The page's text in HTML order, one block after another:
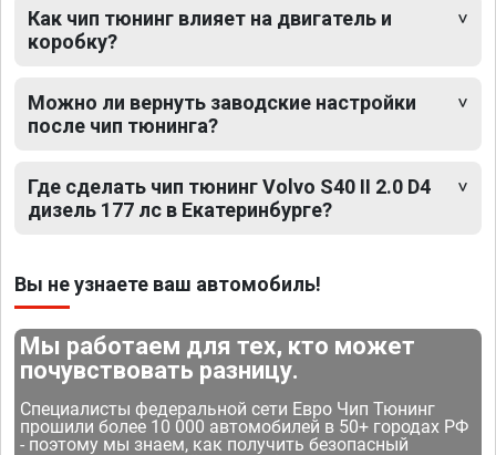
Как чип тюнинг влияет на двигатель и
коробку?
Можно ли вернуть заводские настройки
после чип тюнинга?
Где сделать чип тюнинг Volvo S40 II 2.0 D4
дизель 177 лс в Екатеринбурге?
Вы не узнаете ваш автомобиль!
Мы работаем для тех, кто может
почувствовать разницу.
Специалисты федеральной сети Евро Чип Тюнинг
прошили более 10 000 автомобилей в 50+ городах РФ
- поэтому мы знаем, как получить безопасный